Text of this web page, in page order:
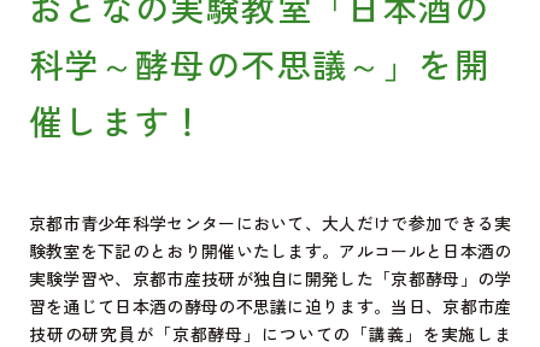
科学～酵母の不思議～」を開
催します！
京都市青少年科学センターにおいて、大人だけで参加できる実
験教室を下記のとおり開催いたします。アルコールと日本酒の
実験学習や、京都市産技研が独自に開発した「京都酵母」の学
習を通じて日本酒の酵母の不思議に迫ります。当日、京都市産
技研の研究員が「京都酵母」についての「講義」を実施しま